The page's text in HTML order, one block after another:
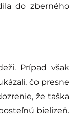
do zberného
Prípad však
čo presne
že taška
bielizeň.